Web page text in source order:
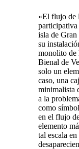
«El flujo de
participativa
isla de
su
monolito de
Bienal de
solo un
caso, una
minimalista
a la
como
en el flujo
elemento
tal escala